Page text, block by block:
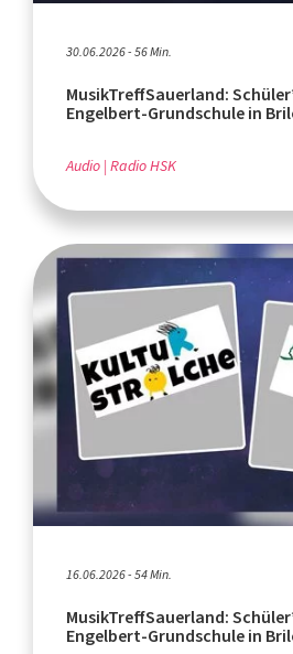
30.06.2026 - 56 Min.
MusikTreffSauerland:
Engelbert-Grundschule in
Audio Radio HSK
16.06.2026 - 54 Min.
MusikTreffSauerland:
Engelbert-Grundschule in